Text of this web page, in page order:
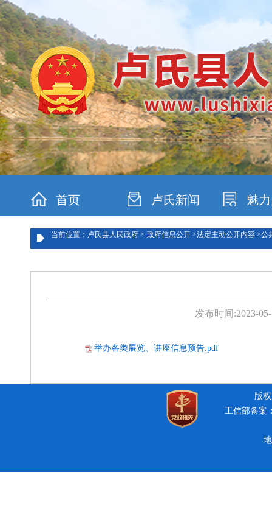
首页 卢氏新闻 魅
当前位置：卢氏县人民政府 > 政府信息公开 >法定主动公开内容 >公
发布时间:2023-
举办各类展览、讲座信息预告.pdf
版
工信部备案